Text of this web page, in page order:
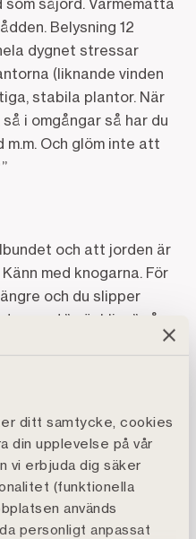
ditt samtycke, cookies
din upplevelse på vår
vi erbjuda dig säker
(funktionella
används
personligt anpassat
Belysning 12
dygnet stressar
(liknande vinden
stabila plantor. När
i omgångar så har du
Och glöm inte att
och att jorden är
med knogarna. För
och du slipper
med ”gräsklipp” så